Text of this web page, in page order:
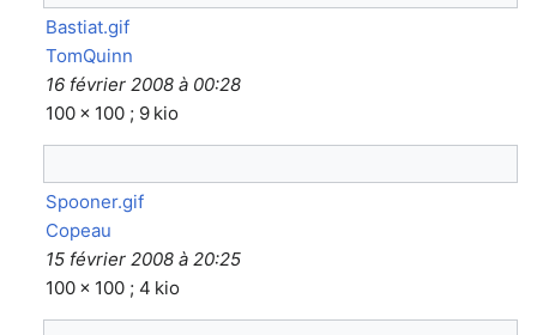
Bastiat.gif
TomQuinn
16 février 2008 à 00:28
100 × 100 ; 9 kio
Spooner.gif
Copeau
15 février 2008 à 20:25
100 × 100 ; 4 kio